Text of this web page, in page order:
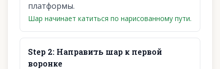
платформы.
Шар начинает катиться по нарисованному пути.
Step 2: Направить шар к первой
воронке